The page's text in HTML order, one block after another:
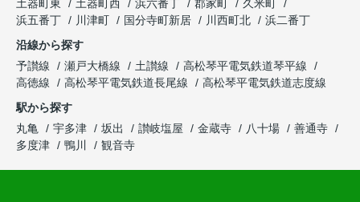
土器町東
土器町西 浜六番丁 郡家町
久米町
浜五番丁
川津町 国分寺町新居 川西町北
浜二番丁
沿線から探す
予讃線
瀬戸大橋線 土讃線
高松琴平電気鉄道琴平線
高徳線
高松琴平電気鉄道長尾線
高松琴平電気鉄道志度線
駅から探す
丸亀
宇多津 坂出 讃岐塩屋 金蔵寺 八十場
善通寺
多度津
鴨川 観音寺